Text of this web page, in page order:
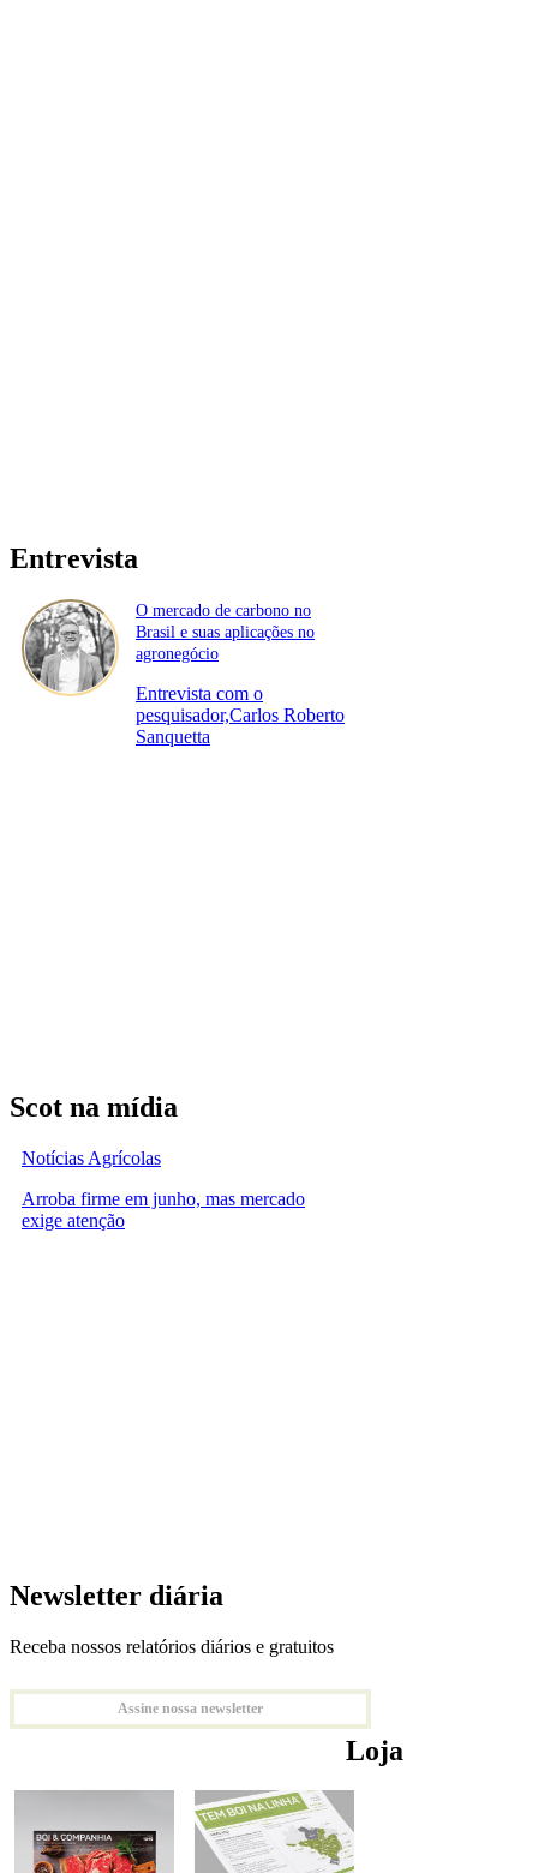
Entrevista
O mercado de carbono no
Brasil e suas aplicações no
agronegócio
Entrevista com o
pesquisador,Carlos Roberto
Sanquetta
Scot na mídia
Notícias Agrícolas
Arroba firme em junho, mas mercado
exige atenção
Newsletter diária
Receba nossos relatórios diários e gratuitos
Assine nossa newsletter
Loja